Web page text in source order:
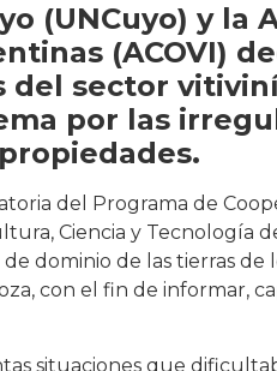
(UNCuyo) y la
(ACOVI)
del sector
por las
del Programa de
Ciencia y Tecnología
dominio de las tierras de
con el fin de informar,
situaciones que